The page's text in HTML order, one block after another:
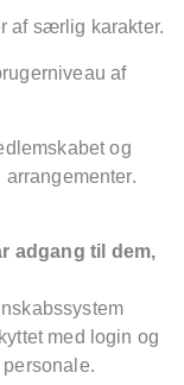
af særlig karakter.
af
og
adgang til dem,
med login og